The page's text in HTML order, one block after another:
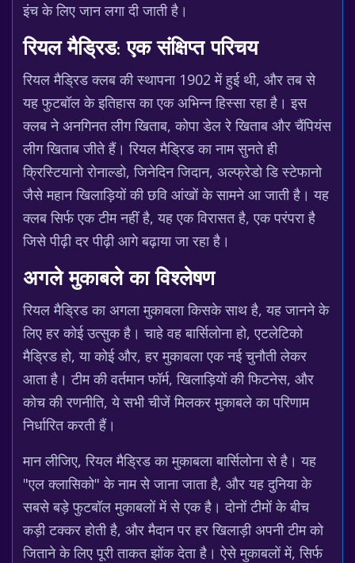
इंच के लिए जान लगा दी जाती है।
रियल मैड्रिड: एक संक्षिप्त परिचय
रियल मैड्रिड क्लब की स्थापना 1902 में हुई थी, और तब से
यह फुटबॉल के इतिहास का एक अभिन्न हिस्सा रहा है। इस
क्लब ने अनगिनत लीग खिताब, कोपा डेल रे खिताब और चैंपियंस
लीग खिताब जीते हैं। रियल मैड्रिड का नाम सुनते ही
क्रिस्टियानो रोनाल्डो, जिनेदिन जिदान, अल्फ्रेडो डि स्टेफानो
जैसे महान खिलाड़ियों की छवि आंखों के सामने आ जाती है। यह
क्लब सिर्फ एक टीम नहीं है, यह एक विरासत है, एक परंपरा है
जिसे पीढ़ी दर पीढ़ी आगे बढ़ाया जा रहा है।
अगले मुकाबले का विश्लेषण
रियल मैड्रिड का अगला मुकाबला किसके साथ है, यह जानने के
लिए हर कोई उत्सुक है। चाहे वह बार्सिलोना हो, एटलेटिको
मैड्रिड हो, या कोई और, हर मुकाबला एक नई चुनौती लेकर
आता है। टीम की वर्तमान फॉर्म, खिलाड़ियों की फिटनेस, और
कोच की रणनीति, ये सभी चीजें मिलकर मुकाबले का परिणाम
निर्धारित करती हैं।
मान लीजिए, रियल मैड्रिड का मुकाबला बार्सिलोना से है। यह
"एल क्लासिको" के नाम से जाना जाता है, और यह दुनिया के
सबसे बड़े फुटबॉल मुकाबलों में से एक है। दोनों टीमों के बीच
कड़ी टक्कर होती है, और मैदान पर हर खिलाड़ी अपनी टीम को
जिताने के लिए पूरी ताकत झोंक देता है। ऐसे मुकाबलों में, सिर्फ